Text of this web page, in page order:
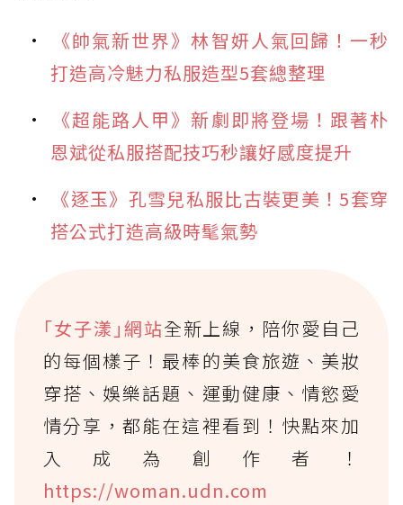
《帥氣新世界》林智妍人氣回歸！一秒
打造高冷魅力私服造型5套總整理
《超能路人甲》新劇即將登場！跟著朴
恩斌從私服搭配技巧秒讓好感度提升
《逐玉》孔雪兒私服比古裝更美！5套穿
搭公式打造高級時髦氣勢
｢女子漾｣網站全新上線，陪你愛自己
的每個樣子！最棒的美食旅遊、美妝
穿搭、娛樂話題、運動健康、情慾愛
情分享，都能在這裡看到！快點來加
入成為創作者！
https://woman.udn.com